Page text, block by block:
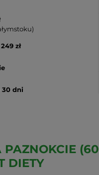
zł
30 dni
PAZNOKCIE (60
DIETY